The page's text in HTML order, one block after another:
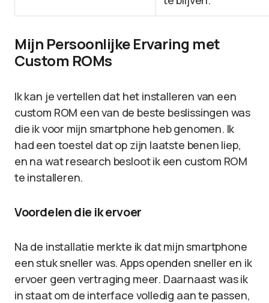
Mijn Persoonlijke Ervaring met
Custom ROMs
Ik kan je vertellen dat het installeren van een
custom ROM een van de beste beslissingen was
die ik voor mijn smartphone heb genomen. Ik
had een toestel dat op zijn laatste benen liep,
en na wat research besloot ik een custom ROM
te installeren.
Voordelen die ik ervoer
Na de installatie merkte ik dat mijn smartphone
een stuk sneller was. Apps openden sneller en ik
ervoer geen vertraging meer. Daarnaast was ik
in staat om de interface volledig aan te passen,